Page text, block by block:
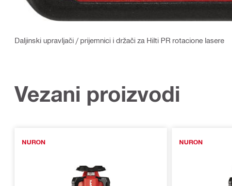
Daljinski upravljači / prijemnici i držači za Hilti PR rotacione lasere
Vezani proizvodi
NURON NURON